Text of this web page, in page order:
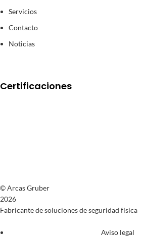
Servicios
Contacto
Noticias
Certificaciones
© Arcas Gruber
2026
Fabricante de soluciones de seguridad física
Aviso legal